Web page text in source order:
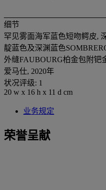
细节
罕见雾面海军蓝色短吻鳄皮,
靛蓝色及深渊蓝色
外缝FAUBOURG柏金包附钯
爱马仕, 2020年
状况评级: 1
20 w x 16 h x 11 d cm
业务规定
荣誉呈献